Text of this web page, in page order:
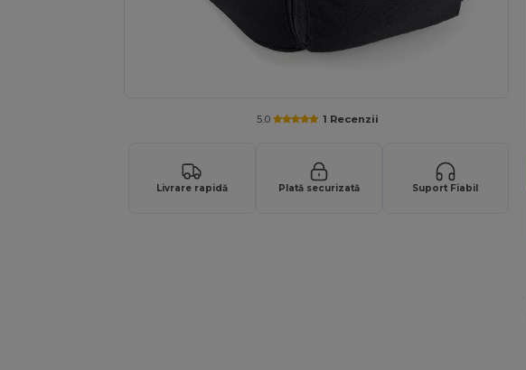
5.0 1 Recenzii
Livrare rapidă Plată securizată Suport Fiabil